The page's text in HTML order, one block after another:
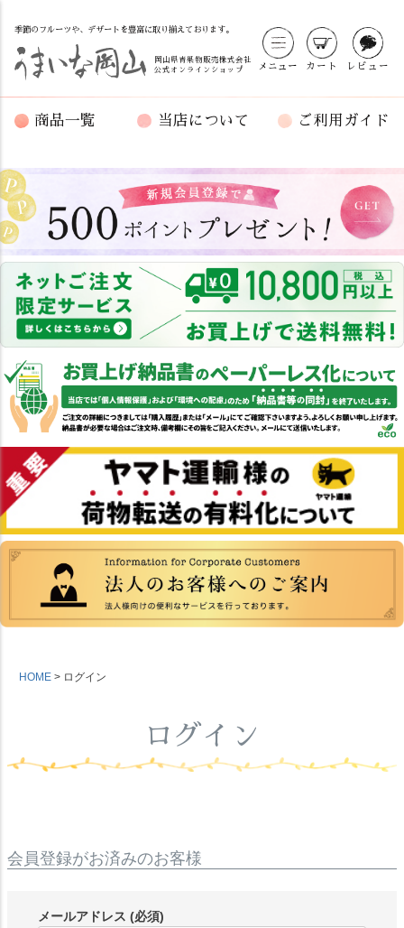
季節のフルーツや、デザートを豊富に取り揃えております。
岡山県青果物販売株式会社
公式オンラインショップ
メニュー カート レビュー
商品一覧 当店について ご利用ガイド
HOME ログイン
ログイン
会員登録がお済みのお客様
メールアドレス (必須)